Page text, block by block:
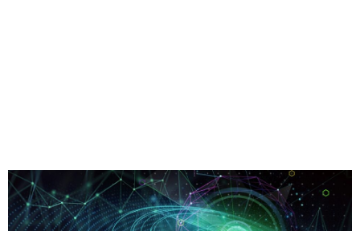
Compartilhe